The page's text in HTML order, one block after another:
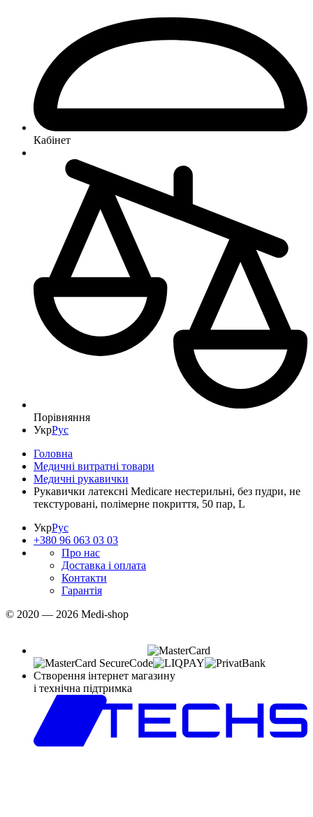
Кабінет
Порівняння
УкрРус
Головна
Медичні витратні товари
Медичні рукавички
Рукавички латексні Medicare нестерильні, без пудри, не
текстуровані, полімерне покриття, 50 пар, L
УкрРус
+380 96 063 03 03
Про нас
Доставка і оплата
Контакти
Гарантія
© 2020 — 2026 Medi-shop
Створення інтернет магазину
і технічна підтримка